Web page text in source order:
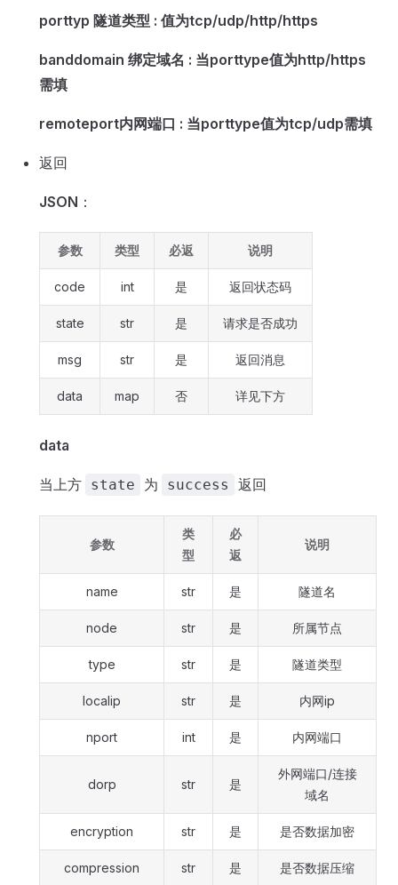
porttyp 隧道类型 : 值为tcp/udp/http/https
banddomain 绑定域名 : 当porttype值为http/https
需填
remoteport内网端口 : 当porttype值为tcp/udp需填
返回
JSON ：
参数 类型 必返 说明
code int 是 返回状态码
state str 是 请求是否成功
msg str 是 返回消息
data map 否 详见下方
data
当上方 state 为 success 返回
参数
类
型
必
返
说明
name str 是 隧道名
node str 是 所属节点
type str 是 隧道类型
localip str 是 内网ip
nport int 是 内网端口
dorp str 是
外网端口/连接
域名
encryption str 是 是否数据加密
compression str 是 是否数据压缩